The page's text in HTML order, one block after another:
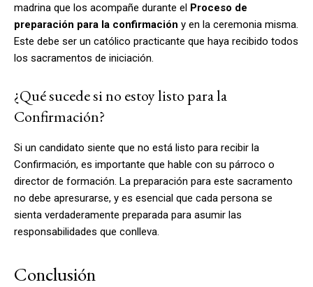
madrina que los acompañe durante el Proceso de
preparación para la confirmación y en la ceremonia misma.
Este debe ser un católico practicante que haya recibido todos
los sacramentos de iniciación.
¿Qué sucede si no estoy listo para la
Confirmación?
Si un candidato siente que no está listo para recibir la
Confirmación, es importante que hable con su párroco o
director de formación. La preparación para este sacramento
no debe apresurarse, y es esencial que cada persona se
sienta verdaderamente preparada para asumir las
responsabilidades que conlleva.
Conclusión